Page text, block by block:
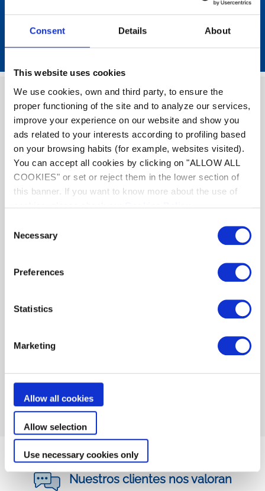
Consent Details About
This website uses cookies
We use cookies, own and third party, to ensure the
proper functioning of the site and to analyze our services,
improve your experience on our website and show you
ads related to your interests according to profiling based
on your browsing habits (for example, websites visited).
You can accept all cookies by clicking on "ALLOW ALL
COOKIES" or set or reject them in the lower section of
this banner. If you want to know more about the use of
Selection
Necessary
Preferences
Statistics
Marketing
Allow all cookies
Allow selection
Use necessary cookies only
Pruebe nuestrasherramientas
de elección
Nuestras herramientas de elección le ayudarán a
encontrar los mejores productos de Zodiac® en
unos pocos clics
Limpiadores eléctricos
Bombas de calor
Nuestros clientes nos valoran